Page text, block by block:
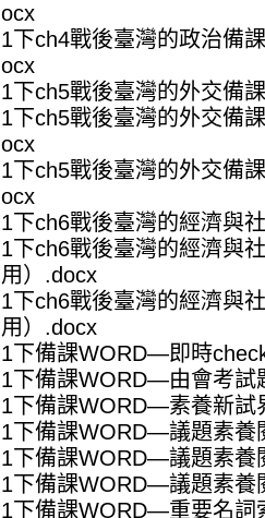
ocx
1下ch4戰後臺灣的政治備
ocx
1下ch5戰後臺灣的外交備
1下ch5戰後臺灣的外交備
ocx
1下ch5戰後臺灣的外交備
ocx
1下ch6戰後臺灣的經濟與
1下ch6戰後臺灣的經濟與
用）.docx
1下ch6戰後臺灣的經濟與
用）.docx
1下備課WORD—即時
1下備課WORD—由會考試
1下備課WORD—素養新試
1下備課WORD—議題素養
1下備課WORD—議題素養
1下備課WORD—議題素養
1下備課WORD—重要名詞